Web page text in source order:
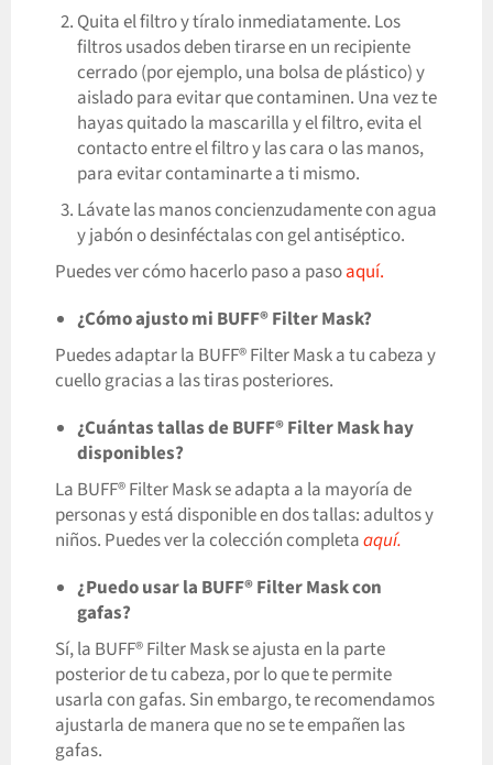
Quita el filtro y tíralo inmediatamente. Los
filtros usados deben tirarse en un recipiente
cerrado (por ejemplo, una bolsa de plástico) y
aislado para evitar que contaminen. Una vez te
hayas quitado la mascarilla y el filtro, evita el
contacto entre el filtro y las cara o las manos,
para evitar contaminarte a ti mismo.
Lávate las manos concienzudamente con agua
y jabón o desinféctalas con gel antiséptico.
Puedes ver cómo hacerlo paso a pasoaquí.
¿Cómo ajusto mi BUFF® Filter Mask?
Puedes adaptar la BUFF® Filter Mask a tu cabeza y
cuello gracias a las tiras posteriores.
¿Cuántas tallas de BUFF® Filter Mask hay
disponibles?
La BUFF® Filter Mask se adapta a la mayoría de
personas y está disponible en dos tallas: adultos y
niños. Puedes ver la colección completaaquí.
¿Puedo usar la BUFF® Filter Mask con
gafas?
Sí, la BUFF® Filter Mask se ajusta en la parte
posterior de tu cabeza, por lo que te permite
usarla con gafas. Sin embargo, te recomendamos
ajustarla de manera que no se te empañen las
gafas.